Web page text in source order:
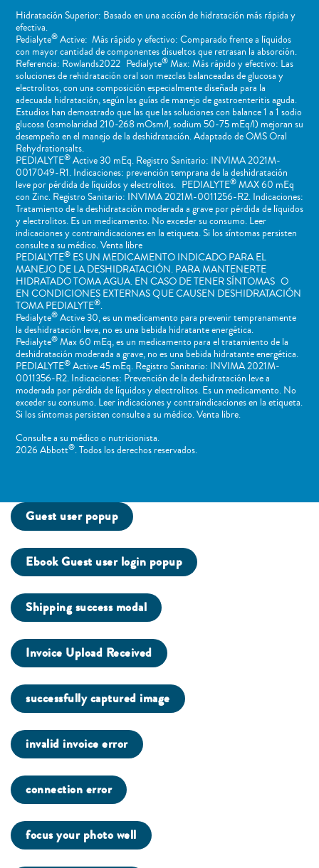
Hidratación Superior: Basado en una acción de hidratación más rápida y
efectiva.
Pedialyte®Active: Más rápido y efectivo: Comparado frente a líquidos
con mayor cantidad de componentes disueltos que retrasan la absorción.
Referencia: Rowlands2022 Pedialyte®Max: Más rápido y efectivo: Las
soluciones de rehidratación oral son mezclas balanceadas de glucosa y
electrolitos, con una composición especialmente diseñada para la
adecuada hidratación, según las guías de manejo de gastroenteritis aguda.
Estudios han demostrado que las que las soluciones con balance 1 a 1 sodio
glucosa (osmolaridad 210-268 mOsm/l, sodium 50-75 mEq/l) mejoran su
desempeño en el manejo de la deshidratación. Adaptado de OMS Oral
Rehydrationsalts.
PEDIALYTE®Active 30 mEq. Registro Sanitario: INVIMA 2021M-
0017049-R1. Indicaciones: prevención temprana de la deshidratación
leve por pérdida de líquidos y electrolitos. PEDIALYTE®MAX 60 mEq
con Zinc. Registro Sanitario: INVIMA 2021M-0011256-R2. Indicaciones:
Tratamiento de la deshidratación moderada a grave por pérdida de líquidos
y electrolitos. Es un medicamento. No exceder su consumo. Leer
indicaciones y contraindicaciones en la etiqueta. Si los síntomas persisten
consulte a su médico. Venta libre
PEDIALYTE®ES UN MEDICAMENTO INDICADO PARA EL
MANEJO DE LA DESHIDRATACIÓN. PARA MANTENERTE
HIDRATADO TOMA AGUA. EN CASO DE TENER SÍNTOMAS O
EN CONDICIONES EXTERNAS QUE CAUSEN DESHIDRATACIÓN
TOMA PEDIALYTE®.
Pedialyte®Active 30, es un medicamento para prevenir tempranamente
la deshidratación leve, no es una bebida hidratante energética.
Pedialyte®Max 60 mEq, es un medicamento para el tratamiento de la
deshidratación moderada a grave, no es una bebida hidratante energética.
PEDIALYTE®Active 45 mEq. Registro Sanitario: INVIMA 2021M-
0011356-R2. Indicaciones: Prevención de la deshidratación leve a
moderada por pérdida de líquidos y electrolitos. Es un medicamento. No
exceder su consumo. Leer indicaciones y contraindicaciones en la etiqueta.
Si los síntomas persisten consulte a su médico. Venta libre.
Consulte a su médico o nutricionista.
2026 Abbott®. Todos los derechos reservados.
Guest user popup
Ebook Guest user login popup
Shipping success modal
Invoice Upload Received
successfully captured image
invalid invoice error
connection error
focus your photo well